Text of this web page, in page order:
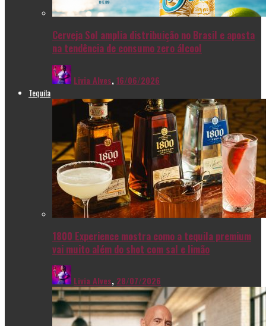
Cerveja Sol amplia distribuição no Brasil e aposta
na tendência de consumo zero álcool
Livia Alves,16/06/2026
Tequila
1800 Experience mostra como a tequila premium
vai muito além do shot com sal e limão
Livia Alves, 28/07/2026